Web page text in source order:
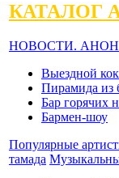
КАТАЛОГ
НОВОСТИ.
Выездной
Пирамида из
Бар горячих
Бармен-шоу
Популярные
тамада